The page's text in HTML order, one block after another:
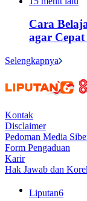
Cara
agar
Selengkapnya
Kontak
Disclaimer
Pedoman Media
Form Pengaduan
Karir
Hak Jawab dan
Liputan6